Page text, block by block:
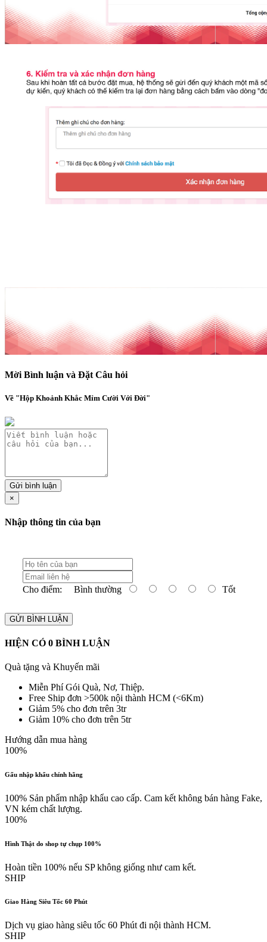
Mời Bình luận và Đặt Câu hỏi
Về "Hộp Khoảnh Khắc Mỉm Cười Với Đời"
Gửi bình luận
×
Nhập thông tin của bạn
Cho điểm: Bình thường Tốt
GỬI BÌNH LUẬN
HIỆN CÓ 0 BÌNH LUẬN
Quà tặng và Khuyến mãi
Miễn Phí Gói Quà, Nơ, Thiệp.
Free Ship đơn >500k nội thành HCM (<6Km)
Giảm 5% cho đơn trên 3tr
Giảm 10% cho đơn trên 5tr
Hướng dẫn mua hàng
100%
Gấu nhập khẩu chính hãng
100% Sản phẩm nhập khẩu cao cấp. Cam kết không bán hàng Fake,
VN kém chất lượng.
100%
Hình Thật do shop tự chụp 100%
Hoàn tiền 100% nếu SP không giống như cam kết.
SHIP
Giao Hàng Siêu Tốc 60 Phút
Dịch vụ giao hàng siêu tốc 60 Phút đi nội thành HCM.
SHIP